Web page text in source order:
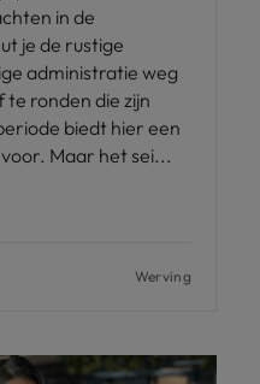
in de
je de rustige
administratie weg
ronden die zijn
biedt hier een
Maar het sei
Werving